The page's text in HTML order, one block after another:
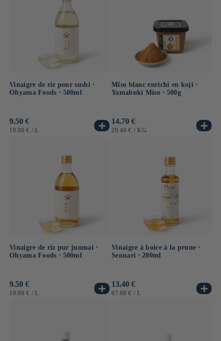
Vinaigre de riz pour sushi ⋅
Ohyama Foods ⋅ 500ml
Prix
habituel
9.50 €
PRIX
19.00 € / PAR
L
Miso blanc enrichi en koji ⋅
Yamabuki Miso ⋅ 500g
Prix
habituel
14.70 €
PRIX
29.40 € / PAR
KG
Vinaigre de riz pur junmai ⋅
Ohyama Foods ⋅ 500ml
Prix
habituel
9.50 €
PRIX
19.00 € / PAR
L
Vinaigre à boire à la prune ⋅
Sennari ⋅ 200ml
Prix
habituel
13.40 €
PRIX
67.00 € / PAR
L